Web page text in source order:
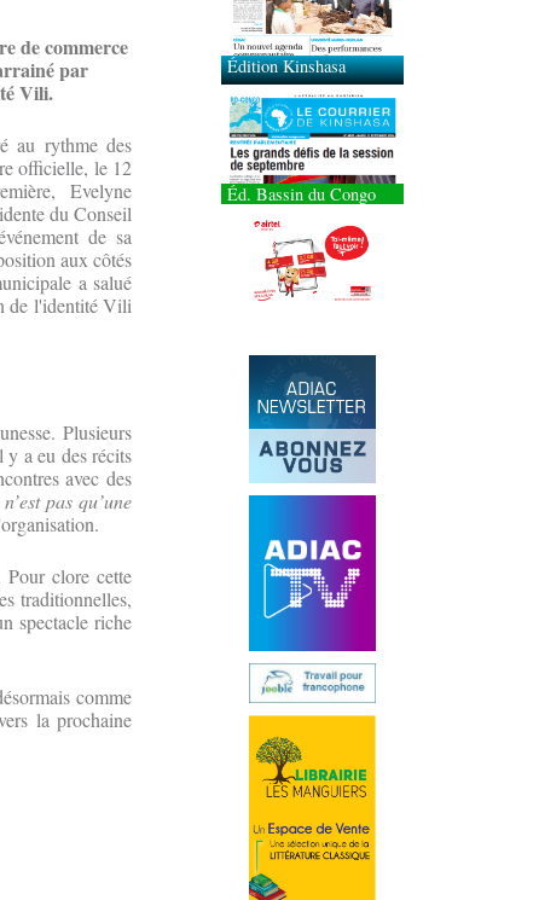
de commerce
par
Vili.
au rythme des
officielle, le 12
Evelyne
du Conseil
de sa
aux côtés
a salué
de l'identité Vili
Plusieurs
y a eu des récits
avec des
pas qu’une
Pour clore cette
traditionnelles,
spectacle riche
comme
la prochaine
Éd. Bassin du Congo